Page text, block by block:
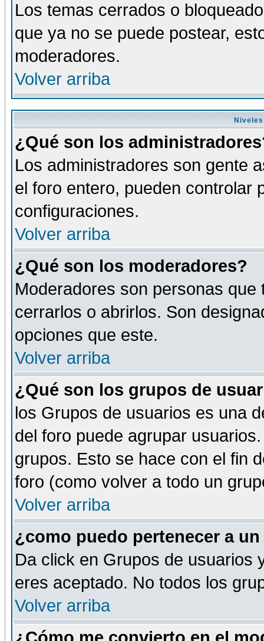
Los temas cerrados o
que ya no se puede postear,
moderadores.
Volver arriba
¿Qué son los
Los administradores son gente
el foro entero, pueden controlar
configuraciones.
Volver arriba
¿Qué son los moderadores?
Moderadores son personas
cerrarlos o abrirlos. Son
opciones que este.
Volver arriba
¿Qué son los grupos de
los Grupos de usuarios es una
del foro puede agrupar
grupos. Esto se hace con el fin
foro (como volver a todo un
Volver arriba
¿como puedo pertenecer a
Da click en Grupos de usuarios
eres aceptado. No todos los
Volver arriba